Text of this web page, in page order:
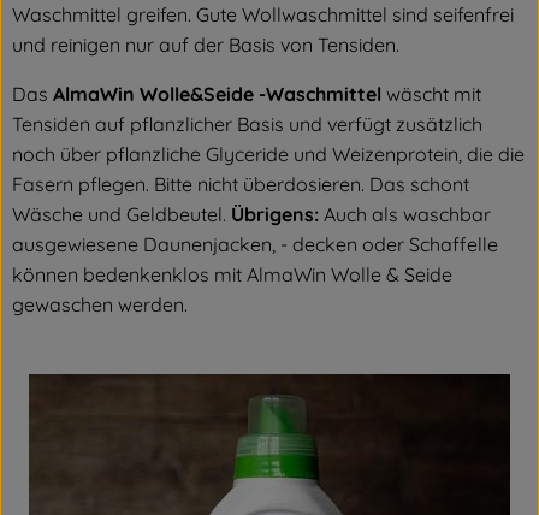
Waschmittel greifen. Gute Wollwaschmittel sind seifenfrei
und reinigen nur auf der Basis von Tensiden.
Das AlmaWin Wolle&Seide -Waschmittel wäscht mit
Tensiden auf pflanzlicher Basis und verfügt zusätzlich
noch über pflanzliche Glyceride und Weizenprotein, die die
Fasern pflegen. Bitte nicht überdosieren. Das schont
Wäsche und Geldbeutel. Übrigens: Auch als waschbar
ausgewiesene Daunenjacken, - decken oder Schaffelle
können bedenkenklos mit AlmaWin Wolle & Seide
gewaschen werden.